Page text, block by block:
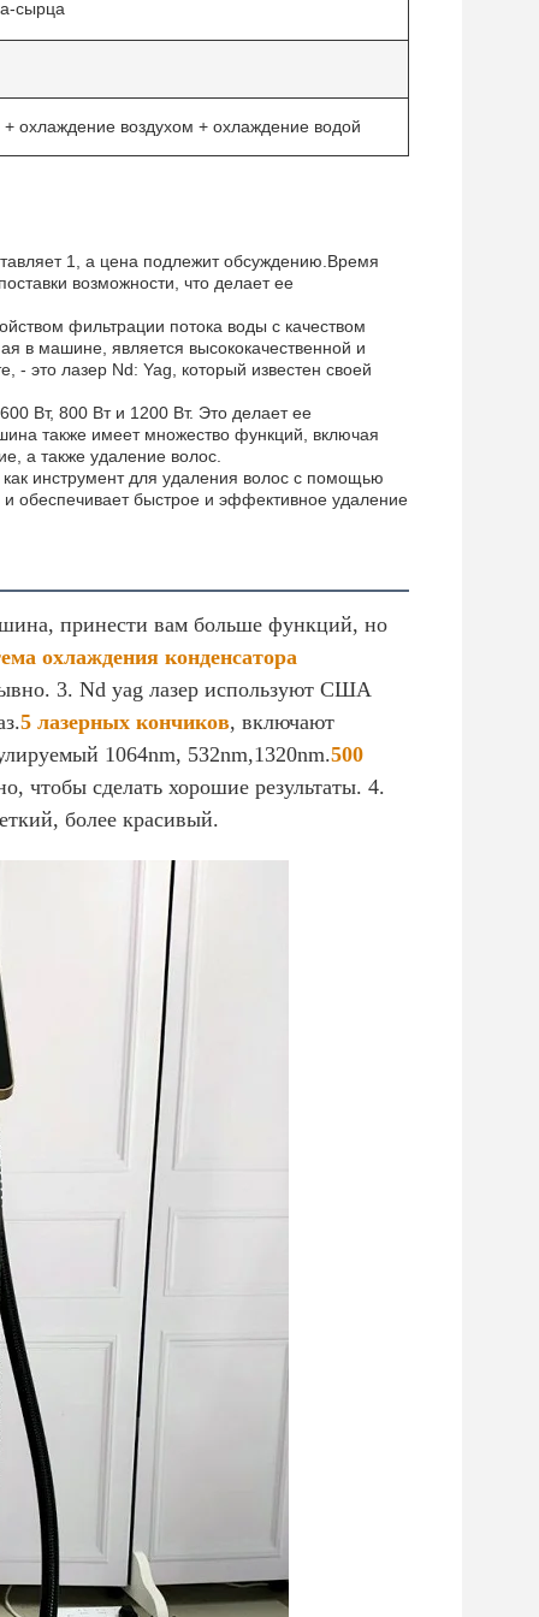
сырца
охлаждение воздухом + охлаждение водой
1, а цена подлежит обсуждению.Время
возможности, что делает ее
фильтрации потока воды с качеством
в машине, является высококачественной и
- это лазер Nd: Yag, который известен своей
Вт, 800 Вт и 1200 Вт. Это делает ее
также имеет множество функций, включая
а также удаление волос.
инструмент для удаления волос с помощью
обеспечивает быстрое и эффективное удаление
принести вам больше функций, но
охлаждения конденсатора
3. Nd yag лазер используют США
5 лазерных кончиков, включают
1064nm, 532nm,1320nm.500
чтобы сделать хорошие результаты. 4.
более красивый.